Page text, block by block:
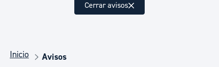
Cerrar avisos
Inicio Avisos